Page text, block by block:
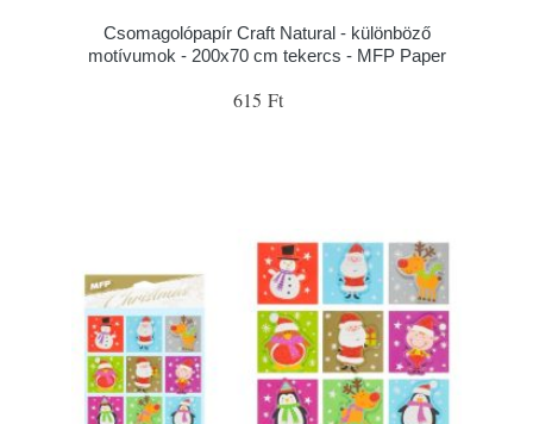
Csomagolópapír Craft Natural - különböző
motívumok - 200x70 cm tekercs - MFP Paper
615 Ft